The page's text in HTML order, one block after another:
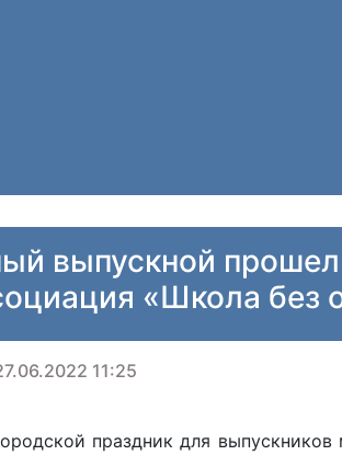
выпускной
«Школа без
11:25
праздник для